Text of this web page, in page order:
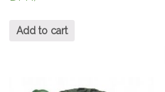
Add to cart